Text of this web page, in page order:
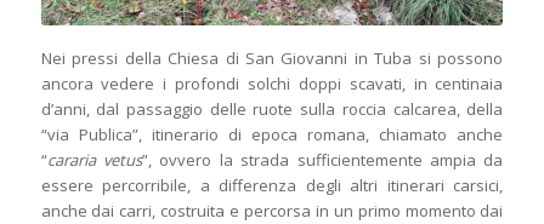
Nei pressi della Chiesa di San Giovanni in Tuba si possono
ancora vedere i profondi solchi doppi scavati, in centinaia
d’anni, dal passaggio delle ruote sulla roccia calcarea, della
“via Publica”, itinerario di epoca romana, chiamato anche
“cararia vetus”, ovvero la strada sufficientemente ampia da
essere percorribile, a differenza degli altri itinerari carsici,
anche dai carri, costruita e percorsa in un primo momento dai